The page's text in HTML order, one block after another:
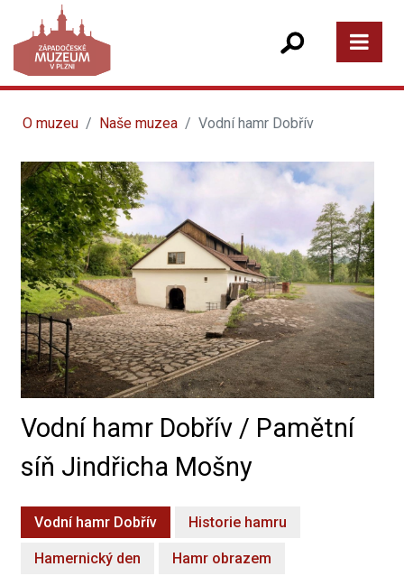
O muzeu Naše muzea Vodní hamr Dobřív
Vodní hamr Dobřív / Pamětní
síň Jindřicha Mošny
Vodní hamr Dobřív Historie hamru
Hamernický den Hamr obrazem